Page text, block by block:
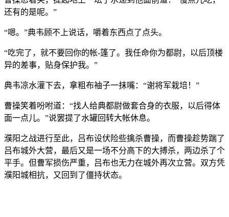
还有的是呢。”
“嗯。”典韦顾不上说话，嚼着东西点了点头。
“吃完了，就不要回你的帐-篷了。我任命你为都尉，以后顶楼
异的差事，贴身保护我。”
典韦凉水灌下去，拿粗布袖子一抹嘴：“谢将军栽培！”
曹操笑着吩咐道：“找人给典都尉做套合身的衣服，以后得体
面一点儿。”说罢提了水罐回转大帐休息。
濮阳之战进行至此，吕布设伏险些擒杀曹操，而曹操趁势踹了
吕布城外大营，最后又是一场不分高下的大搏杀，两边杀了个
平手。但曹军损伤严重，吕布也无力在城外再次立营。双方凭
濮阳城相抗，又回到了僵持状态。